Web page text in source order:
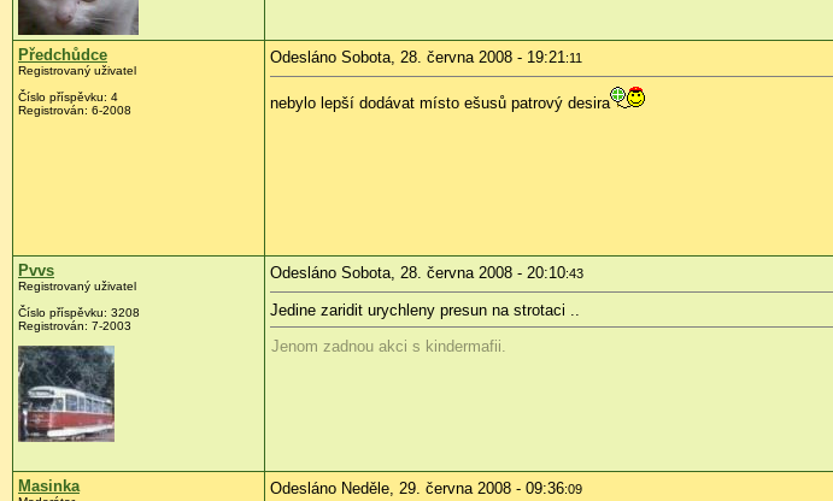
Předchůdce
Registrovaný uživatel
Číslo příspěvku: 4
Registrován: 6-2008
Odesláno Sobota, 28. června 2008 - 19:21 :11
nebylo lepší dodávat místo ešusů patrový desira
Pvvs
Registrovaný uživatel
Číslo příspěvku: 3208
Registrován: 7-2003
Odesláno Sobota, 28. června 2008 - 20:10:43
Jedine zaridit urychleny presun na strotaci ..
Jenom zadnou akci s kindermafii.
Masinka Odesláno Neděle, 29. června 2008 - 09:36:09